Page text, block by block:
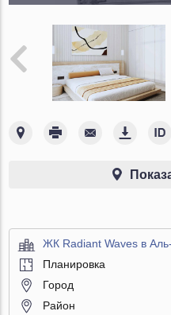
ЖК Radiant Waves в
Планировка
Город
Район